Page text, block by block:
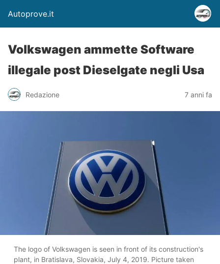
Autoprove.it
Volkswagen ammette Software
illegale post Dieselgate negli Usa
Redazione 7 anni fa
The logo of Volkswagen is seen in front of its construction's
plant, in Bratislava, Slovakia, July 4, 2019. Picture taken